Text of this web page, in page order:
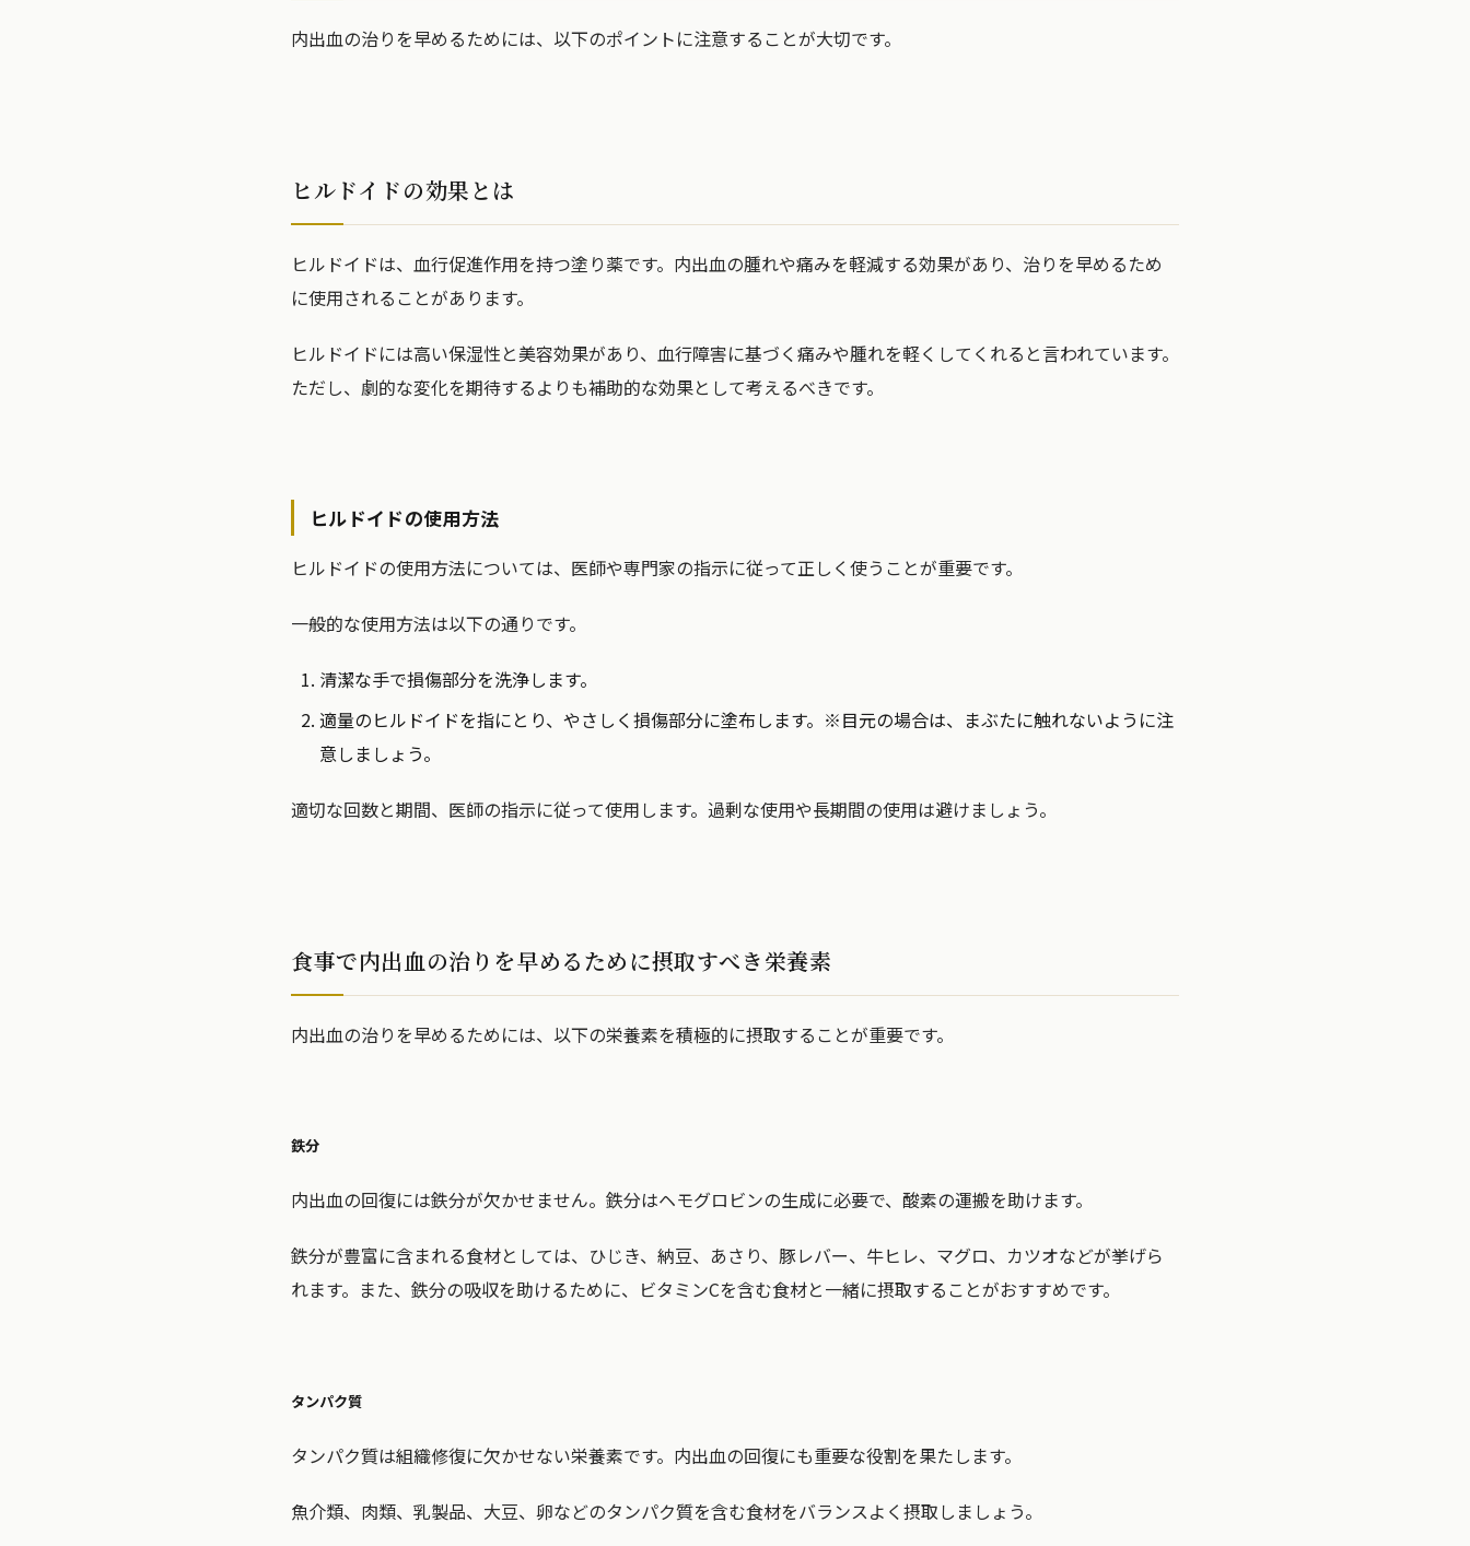
内出血の治りを早めるためには、以下のポイントに注意することが大切です。
ヒルドイドの効果とは
ヒルドイドは、血行促進作用を持つ塗り薬です。内出血の腫れや痛みを軽減する効果があり、治りを早めるため
に使用されることがあります。
ヒルドイドには高い保湿性と美容効果があり、血行障害に基づく痛みや腫れを軽くしてくれると言われています。
ただし、劇的な変化を期待するよりも補助的な効果として考えるべきです。
ヒルドイドの使用方法
ヒルドイドの使用方法については、医師や専門家の指示に従って正しく使うことが重要です。
一般的な使用方法は以下の通りです。
清潔な手で損傷部分を洗浄します。
適量のヒルドイドを指にとり、やさしく損傷部分に塗布します。※目元の場合は、まぶたに触れないように注
意しましょう。
適切な回数と期間、医師の指示に従って使用します。過剰な使用や長期間の使用は避けましょう。
食事で内出血の治りを早めるために摂取すべき栄養素
内出血の治りを早めるためには、以下の栄養素を積極的に摂取することが重要です。
鉄分
内出血の回復には鉄分が欠かせません。鉄分はヘモグロビンの生成に必要で、酸素の運搬を助けます。
鉄分が豊富に含まれる食材としては、ひじき、納豆、あさり、豚レバー、牛ヒレ、マグロ、カツオなどが挙げら
れます。また、鉄分の吸収を助けるために、ビタミンCを含む食材と一緒に摂取することがおすすめです。
タンパク質
タンパク質は組織修復に欠かせない栄養素です。内出血の回復にも重要な役割を果たします。
魚介類、肉類、乳製品、大豆、卵などのタンパク質を含む食材をバランスよく摂取しましょう。